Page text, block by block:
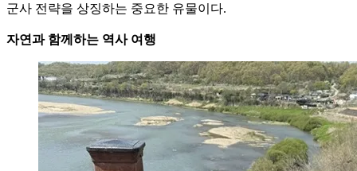
군사 전략을 상징하는 중요한 유물이다.
자연과 함께하는 역사 여행